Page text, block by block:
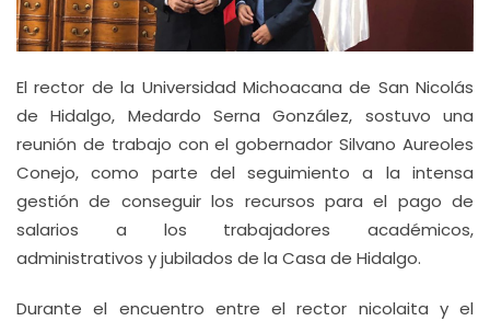
El rector de la Universidad Michoacana de San Nicolás
de Hidalgo, Medardo Serna González, sostuvo una
reunión de trabajo con el gobernador Silvano Aureoles
Conejo, como parte del seguimiento a la intensa
gestión de conseguir los recursos para el pago de
salarios a los trabajadores académicos,
administrativos y jubilados de la Casa de Hidalgo.
Durante el encuentro entre el rector nicolaita y el